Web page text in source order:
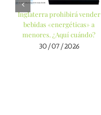
Inglaterra prohibirá vender
bebidas «energéticas» a
menores. ¿Aquí cuándo?
30/07/2026